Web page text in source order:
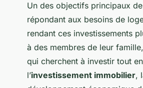
Un des objectifs principaux
répondant aux besoins de
rendant ces investissements
à des membres de leur
qui cherchent à investir tout
l’investissement immobilier,